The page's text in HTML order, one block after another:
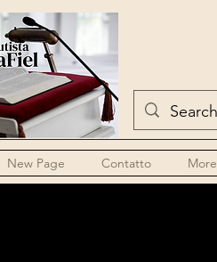
New Page Contatto More